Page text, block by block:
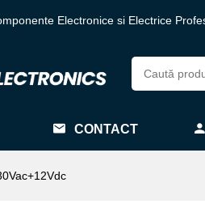
Electronice si Electrice
CONTACT